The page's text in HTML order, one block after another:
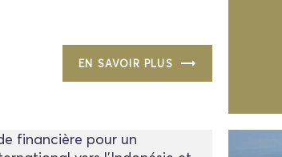
EN SAVOIR PLUS